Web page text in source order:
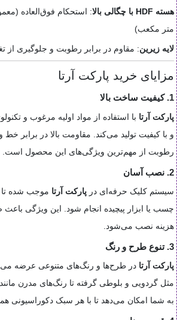
هسته HDF با چگالی بالا
متر مکعب)
لایه زیرین: مقاوم در برابر رطوبت و جلوگیری از
مزایای خرید پارکت آرتا
1. کیفیت ساخت بالا
پارکت آرتا با استفاده از مواد اولیه مرغوب و
و با کیفیت تولید می‌کند. مقاومت بالا در برابر
رطوبت از مهم‌ترین ویژگی‌های این محصول است.
2. نصب آسان
سیستم کلیک حرفه‌ای در پارکت آرتا موجب شده تا
چسب یا ابزار پیچیده انجام شود. این ویژگی
هزینه نصب می‌شود.
3. تنوع طرح و رنگ
پارکت آرتا در طرح‌ها و رنگ‌های متنوعی عرضه
مثل گردویی و بلوطی گرفته تا رنگ‌های مدرن
به شما امکان می‌دهد تا با هر سبک دکوراسیونی